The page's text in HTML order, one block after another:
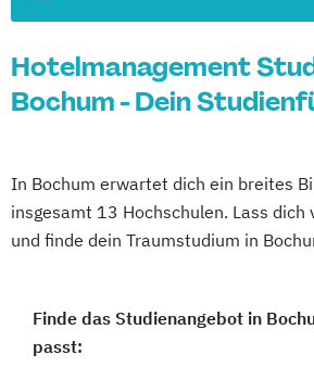
Hotelmanagement
Bochum - Dein
In Bochum erwartet dich ein breites
insgesamt 13 Hochschulen. Lass dich
und finde dein Traumstudium in
Finde das Studienangebot in
passt: